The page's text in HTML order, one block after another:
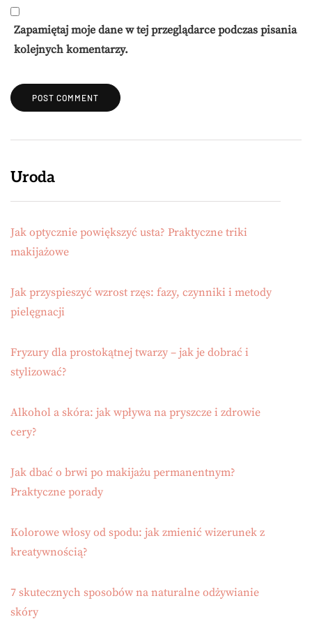
Zapamiętaj moje dane w tej przeglądarce podczas pisania
kolejnych komentarzy.
Uroda
Jak optycznie powiększyć usta? Praktyczne triki
makijażowe
Jak przyspieszyć wzrost rzęs: fazy, czynniki i metody
pielęgnacji
Fryzury dla prostokątnej twarzy – jak je dobrać i
stylizować?
Alkohol a skóra: jak wpływa na pryszcze i zdrowie
cery?
Jak dbać o brwi po makijażu permanentnym?
Praktyczne porady
Kolorowe włosy od spodu: jak zmienić wizerunek z
kreatywnością?
7 skutecznych sposobów na naturalne odżywianie
skóry